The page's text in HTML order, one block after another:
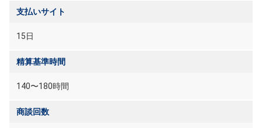
支払いサイト
15日
精算基準時間
140〜180時間
商談回数